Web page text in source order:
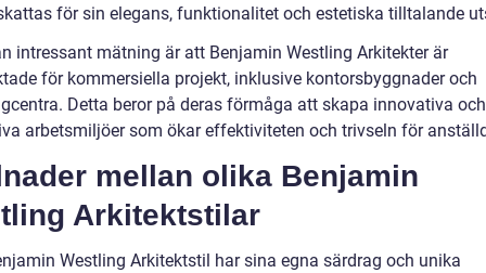
för sin elegans, funktionalitet och estetiska tilltalande
intressant mätning är att Benjamin Westling Arkitekter är
för kommersiella projekt, inklusive kontorsbyggnader och
Detta beror på deras förmåga att skapa innovativa och
arbetsmiljöer som ökar effektiviteten och trivseln för
mellan olika Benjamin
Arkitektstilar
Westling Arkitektstil har sina egna särdrag och unika